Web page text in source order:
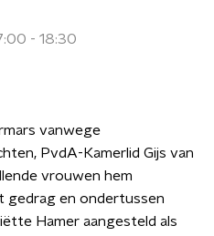
- 18:30
vanwege
PvdA-Kamerlid Gijs van
vrouwen hem
gedrag en ondertussen
Hamer aangesteld als